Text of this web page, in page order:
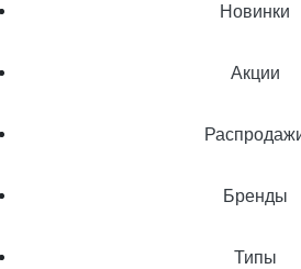
Новинки
Акции
Бренды
Типы